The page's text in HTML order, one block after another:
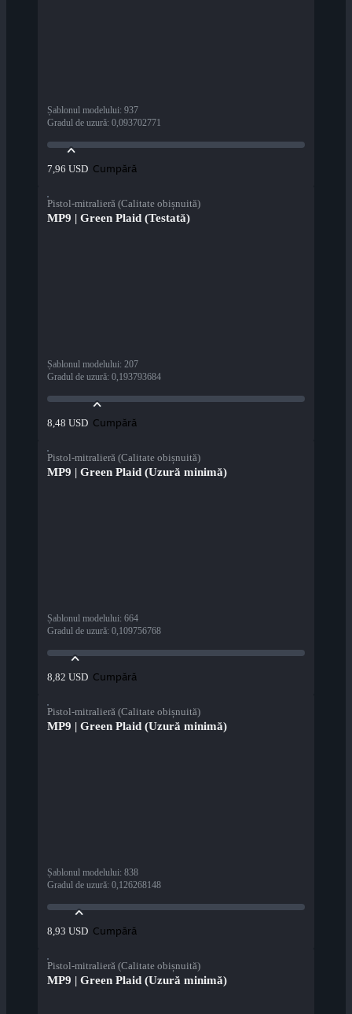
Șablonul modelului: 937
Gradul de uzură: 0,093702771
7,96 USD Cumpără
Pistol-mitralieră (Calitate obișnuită)
MP9 | Green Plaid (Testată)
Șablonul modelului: 207
Gradul de uzură: 0,193793684
8,48 USD Cumpără
Pistol-mitralieră (Calitate obișnuită)
MP9 | Green Plaid (Uzură minimă)
Șablonul modelului: 664
Gradul de uzură: 0,109756768
8,82 USD Cumpără
Pistol-mitralieră (Calitate obișnuită)
MP9 | Green Plaid (Uzură minimă)
Șablonul modelului: 838
Gradul de uzură: 0,126268148
8,93 USD Cumpără
Pistol-mitralieră (Calitate obișnuită)
MP9 | Green Plaid (Uzură minimă)